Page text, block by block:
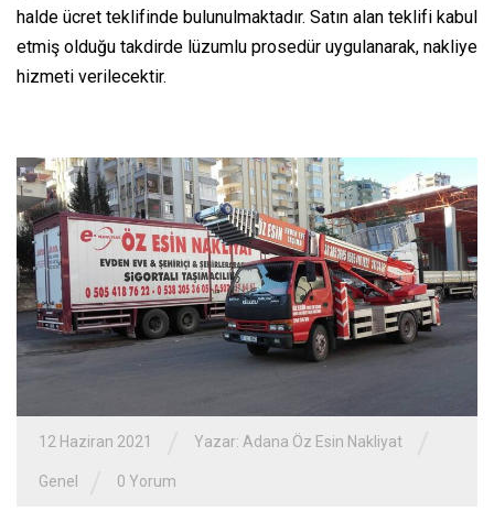
halde ücret teklifinde bulunulmaktadır. Satın alan teklifi kabul
etmiş olduğu takdirde lüzumlu prosedür uygulanarak, nakliye
hizmeti verilecektir.
12 Haziran 2021 Yazar: Adana Öz Esin Nakliyat
Genel 0 Yorum